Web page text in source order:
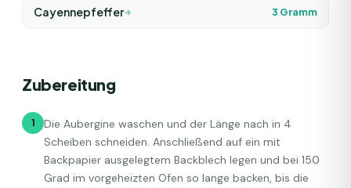
Cayennepfeffer 3 Gramm
Zubereitung
1
Die Aubergine waschen und der Länge nach in 4
Scheiben schneiden. Anschließend auf ein mit
Backpapier ausgelegtem Backblech legen und bei 150
Grad im vorgeheizten Ofen so lange backen, bis die